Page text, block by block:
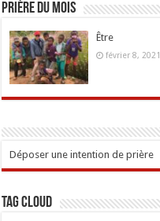
Prière du mois
Être
février 8, 2021
Déposer une intention de prière
Tag Cloud